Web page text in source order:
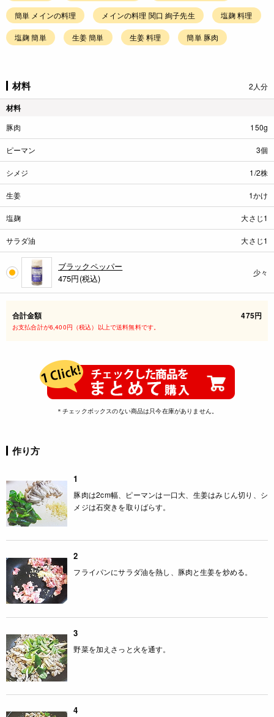
簡単 メインの料理 メインの料理 関口 絢子先生 塩麹 料理
塩麹 簡単 生姜 簡単 生姜 料理 簡単 豚肉
材料 2人分
材料
豚肉 150g
ピーマン 3個
シメジ 1/2株
生姜 1かけ
塩麹 大さじ1
サラダ油 大さじ1
ブラックペッパー
475円(税込)
少々
合計金額 475円
お支払合計が6,400円（税込）以上で送料無料です。
＊チェックボックスのない商品は只今在庫がありません。
作り方
1
豚肉は2cm幅、ピーマンは一口大、生姜はみじん切り、シ
メジは石突きを取りばらす。
2
フライパンにサラダ油を熱し、豚肉と生姜を炒める。
3
野菜を加えさっと火を通す。
4